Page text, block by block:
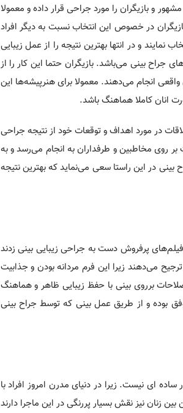
و بازیگران را مورد جراحی قرار داده و معمولا
در خصوص این انتخاب نسبت به دیگر افراد
و در انتها بهترین نتیجه را از عمل زیبایی
جراح بینی می‌باشد. بازیگران حتما این کار را از
انجام می‌دهند. معمولا برای هنرپیشه‌ها این
انان کاملا هماهنگ باشد.
در مورد اهداف و توقعات خود از نتیجه جراحی
بر روی مخاطبین و طرفداران به انجام می‌رسد و به
بینی در این راستا سعی می‌نماید که بهترین نتیجه
فیلم‌های پرفروش دست به جراحی زیبایی بینی زدند
می‌دهند زیرا این فرم مردانه بودن و جذابیت
برروی بینی با حفظ زیبایی ظاهر و هماهنگ
بوده و از طریق عمل بینی که توسط جراح بینی
ای نیست. زیرا در دنیای مدرن امروز افراد با
زنان نیز نقش بسیار پررنگی در این ماجرا دارند